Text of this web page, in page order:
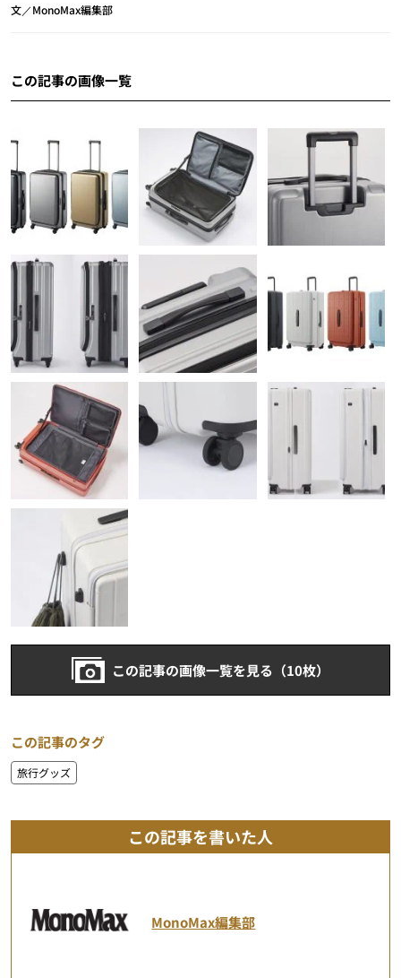
文／MonoMax編集部
この記事の画像一覧
この記事の画像一覧を見る（10枚）
この記事のタグ
旅行グッズ
この記事を書いた人
MonoMax編集部